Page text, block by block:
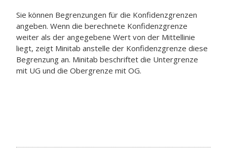
Sie können Begrenzungen für die Konfidenzgrenzen
angeben. Wenn die berechnete Konfidenzgrenze
weiter als der angegebene Wert von der Mittellinie
liegt, zeigt Minitab anstelle der Konfidenzgrenze diese
Begrenzung an. Minitab beschriftet die Untergrenze
mit UG und die Obergrenze mit OG.